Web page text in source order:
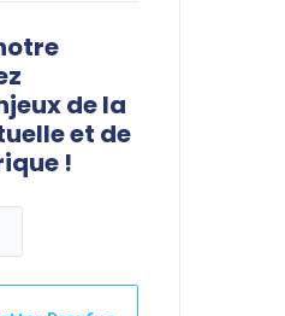
de la
et de
!